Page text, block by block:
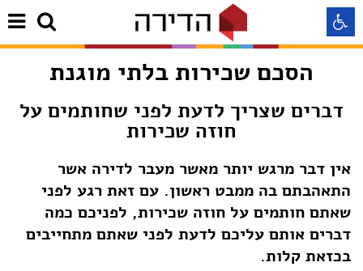
הסכם שכירות בלתי מוגנת
דברים שצריך לדעת לפני שחותמים על
חוזה שכירות
אין דבר מרגש יותר מאשר מעבר לדירה אשר
התאהבתם בה ממבט ראשון. עם זאת רגע לפני
שאתם חותמים על חוזה שכירות, לפניכם כמה
דברים אותם עליכם לדעת לפני שאתם מתחייבים
בכזאת קלות.
התאמה לעיוורי צבעים
התאמה לכבדי ראיה
תצוגה רגילה